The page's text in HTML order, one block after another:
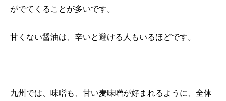
がでてくることが多いです。
甘くない醤油は、辛いと避ける人もいるほどです。
九州では、味噌も、甘い麦味噌が好まれるように、全体